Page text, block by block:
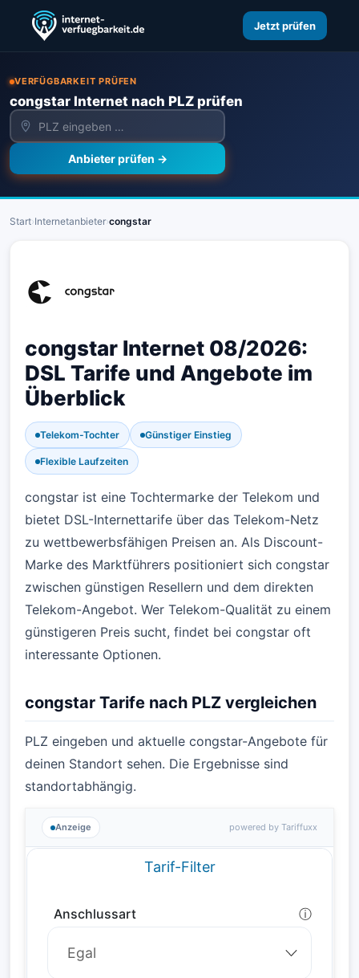
Jetzt prüfen
VERFÜGBARKEIT PRÜFEN
congstar Internet nach PLZ prüfen
Anbieter prüfen →
Start›Internetanbieter›congstar
congstar Internet 08/2026:
DSL Tarife und Angebote im
Überblick
Telekom-Tochter Günstiger Einstieg
Flexible Laufzeiten
congstar ist eine Tochtermarke der Telekom und
bietet DSL-Internettarife über das Telekom-Netz
zu wettbewerbsfähigen Preisen an. Als Discount-
Marke des Marktführers positioniert sich congstar
zwischen günstigen Resellern und dem direkten
Telekom-Angebot. Wer Telekom-Qualität zu einem
günstigeren Preis sucht, findet bei congstar oft
interessante Optionen.
congstar Tarife nach PLZ vergleichen
PLZ eingeben und aktuelle congstar-Angebote für
deinen Standort sehen. Die Ergebnisse sind
standortabhängig.
Anzeige powered by Tariffuxx